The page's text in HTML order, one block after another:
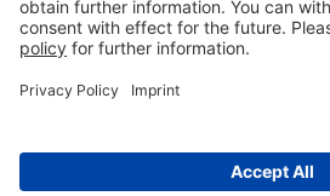
info@ew-nutrition.com